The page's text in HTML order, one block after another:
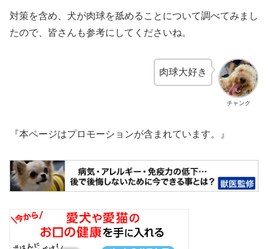
対策を含め、犬が肉球を舐めることについて調べてみまし
たので、皆さんも参考にしてくださいね。
チャンク
肉球大好き
『本ページはプロモーションが含まれています。』